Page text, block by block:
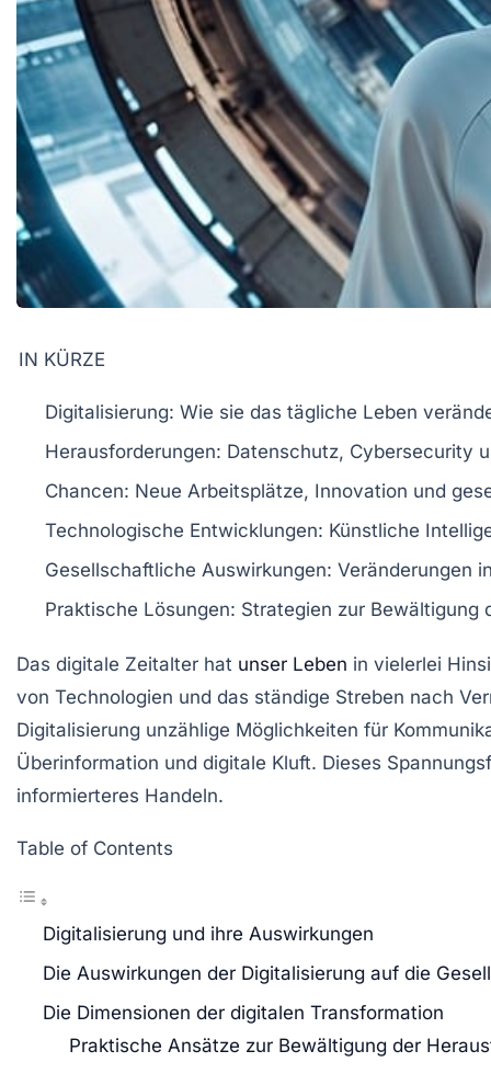
IN KÜRZE
Digitalisierung: Wie sie das tägliche Leben
Herausforderungen: Datenschutz, Cybersecurity
Chancen: Neue Arbeitsplätze, Innovation und
Technologische Entwicklungen: Künstliche
Gesellschaftliche Auswirkungen: Veränderungen
Praktische Lösungen: Strategien zur Bewältigung
Das digitale Zeitalter hat unser Leben in vielerlei
von Technologien und das ständige Streben nach
Digitalisierung unzählige Möglichkeiten für
Überinformation und digitale Kluft. Dieses
informierteres Handeln.
Table of Contents
Digitalisierung und ihre Auswirkungen
Die Auswirkungen der Digitalisierung auf die
Die Dimensionen der digitalen Transformation
Praktische Ansätze zur Bewältigung der